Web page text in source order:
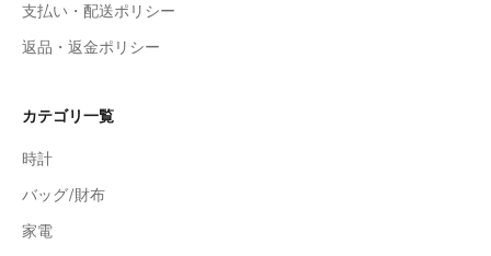
支払い・配送ポリシー
返品・返金ポリシー
カテゴリ一覧
時計
バッグ/財布
家電